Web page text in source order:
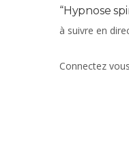
“Hypnose
à suivre en
Connectez